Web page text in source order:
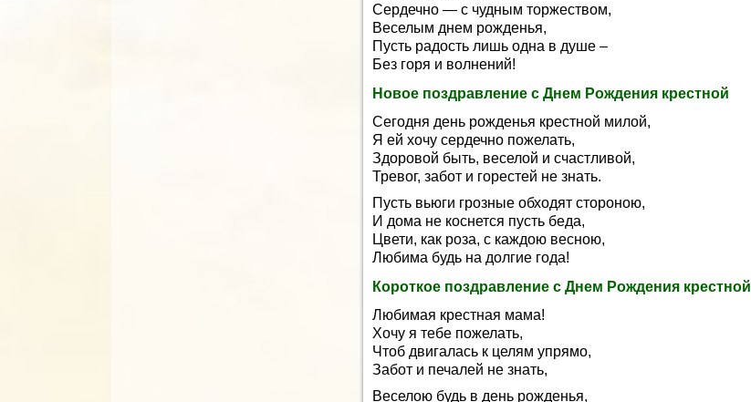
Сердечно — с чудным торжеством,
Веселым днем рожденья,
Пусть радость лишь одна в душе –
Без горя и волнений!
Новое поздравление с Днем Рождения крестной
Сегодня день рожденья крестной милой,
Я ей хочу сердечно пожелать,
Здоровой быть, веселой и счастливой,
Тревог, забот и горестей не знать.
Пусть вьюги грозные обходят стороною,
И дома не коснется пусть беда,
Цвети, как роза, с каждою весною,
Любима будь на долгие года!
Короткое поздравление с Днем Рождения крестной
Любимая крестная мама!
Хочу я тебе пожелать,
Чтоб двигалась к целям упрямо,
Забот и печалей не знать,
Веселою будь в день рожденья,